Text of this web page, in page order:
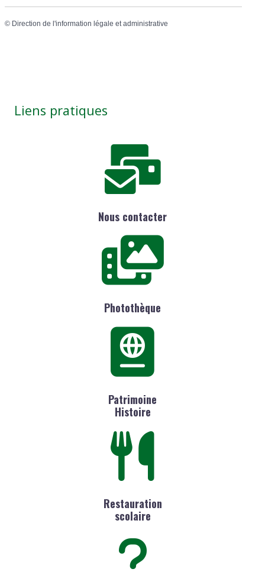
© Direction de l'information légale et administrative
Liens pratiques
Nous contacter
Photothèque
Patrimoine
Histoire
Restauration
scolaire